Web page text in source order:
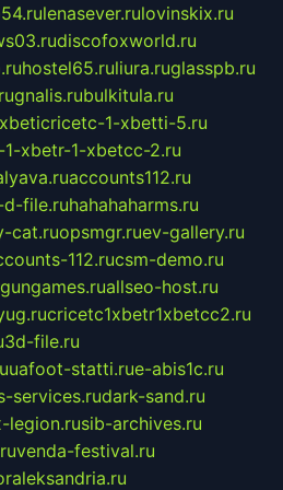
lenasever.rulovinskix.ru
discofoxworld.ru
hostel65.ruliura.ruglasspb.ru
gnalis.rubulkitula.ru
1-xbetti-5.ru
xbetr-1-xbetcc-2.ru
accounts112.ru
d-file.ruhahahaharms.ru
cat.ruopsmgr.ruev-gallery.ru
112.rucsm-demo.ru
allseo-host.ru
cricetc1xbetr1xbetcc2.ru
3d-file.ru
uafoot-statti.rue-abis1c.ru
services.rudark-sand.ru
legion.rusib-archives.ru
venda-festival.ru